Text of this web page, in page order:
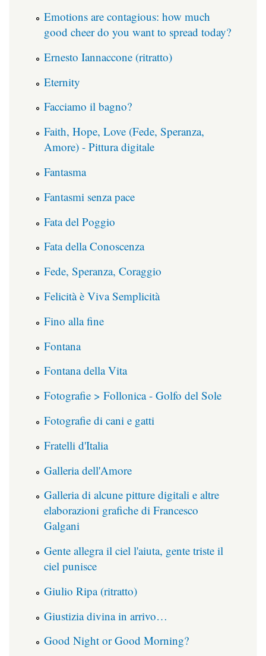
Emotions are contagious: how much
good cheer do you want to spread today?
Ernesto Iannaccone (ritratto)
Eternity
Facciamo il bagno?
Faith, Hope, Love (Fede, Speranza,
Amore) - Pittura digitale
Fantasma
Fantasmi senza pace
Fata del Poggio
Fata della Conoscenza
Fede, Speranza, Coraggio
Felicità è Viva Semplicità
Fino alla fine
Fontana
Fontana della Vita
Fotografie > Follonica - Golfo del Sole
Fotografie di cani e gatti
Fratelli d'Italia
Galleria dell'Amore
Galleria di alcune pitture digitali e altre
elaborazioni grafiche di Francesco
Galgani
Gente allegra il ciel l'aiuta, gente triste il
ciel punisce
Giulio Ripa (ritratto)
Giustizia divina in arrivo…
Good Night or Good Morning?